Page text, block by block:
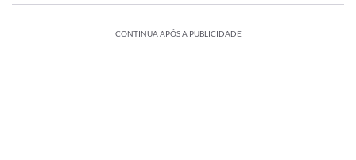
CONTINUA APÓS A PUBLICIDADE